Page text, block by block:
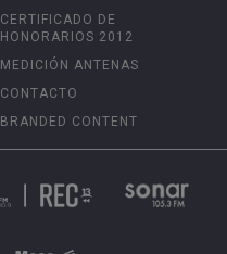
CERTIFICADO DE
HONORARIOS 2012
MEDICIÓN ANTENAS
CONTACTO
BRANDED CONTENT